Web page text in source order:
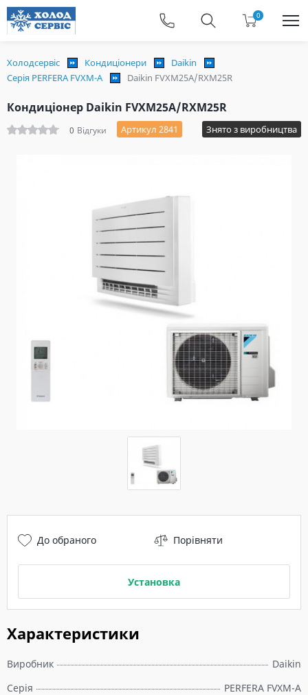
0
Холодсервіс Кондиціонери
Daikin
Серія PERFERA FVXM-A
Daikin FVXM25A/RXM25R
Кондиціонер Daikin FVXM25A/RXM25R
0 Відгуки Артикул 2841 Знято з виробництва
Характеристики
Виробник
Daikin
Серія
PERFERA FVXM-A
До обраного Порівняти
Установка